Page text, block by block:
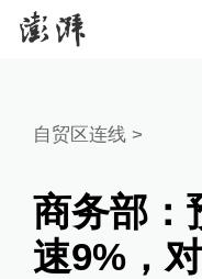
自贸区连线>
商务部：
速9%，